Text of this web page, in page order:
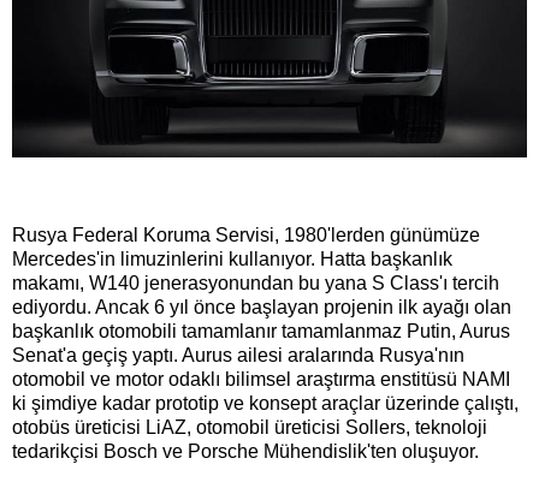
Rusya Federal Koruma Servisi, 1980'lerden günümüze
Mercedes'in limuzinlerini kullanıyor. Hatta başkanlık
makamı, W140 jenerasyonundan bu yana S Class'ı tercih
ediyordu. Ancak 6 yıl önce başlayan projenin ilk ayağı olan
başkanlık otomobili tamamlanır tamamlanmaz Putin, Aurus
Senat'a geçiş yaptı. Aurus ailesi aralarında Rusya'nın
otomobil ve motor odaklı bilimsel araştırma enstitüsü NAMI
ki şimdiye kadar prototip ve konsept araçlar üzerinde çalıştı,
otobüs üreticisi LiAZ, otomobil üreticisi Sollers, teknoloji
tedarikçisi Bosch ve Porsche Mühendislik'ten oluşuyor.